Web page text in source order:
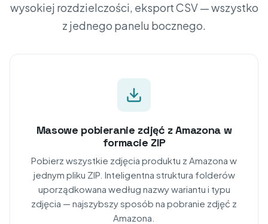
wysokiej rozdzielczości, eksport CSV — wszystko
z jednego panelu bocznego.
Masowe pobieranie zdjęć z Amazona w
formacie ZIP
Pobierz wszystkie zdjęcia produktu z Amazona w
jednym pliku ZIP. Inteligentna struktura folderów
uporządkowana według nazwy wariantu i typu
zdjęcia — najszybszy sposób na pobranie zdjęć z
Amazona.